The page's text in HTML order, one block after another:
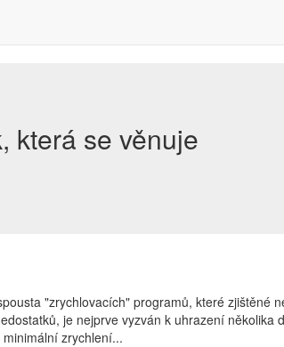
která se věnuje
"zrychlovacích" programů, které zjištěné
je nejprve vyzván k uhrazení několika
zrychlení...